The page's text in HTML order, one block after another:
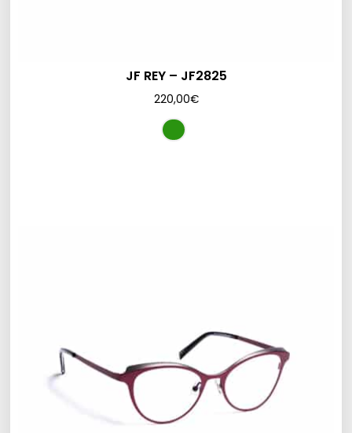
JF REY – JF2825
220,00€